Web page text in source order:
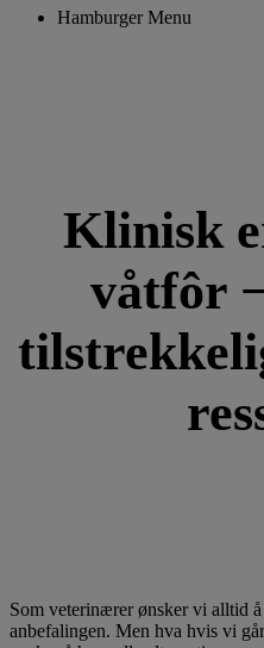
Hamburger Menu
Klinisk
våtfôr
Som veterinærer ønsker vi alltid
anbefalingen. Men hva hvis vi